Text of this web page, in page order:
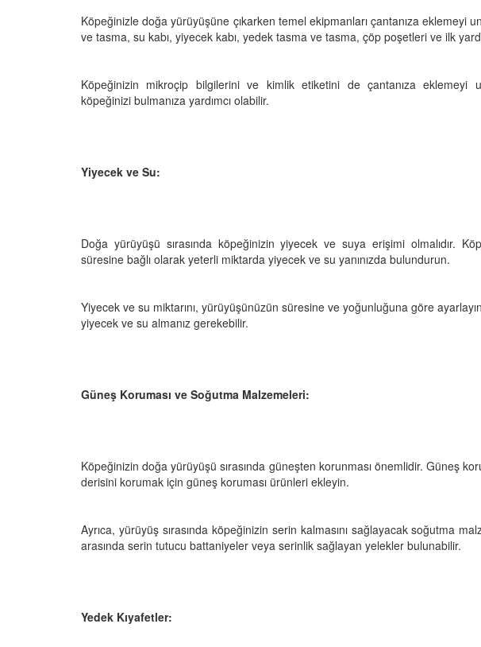
Köpeğinizle doğa yürüyüşüne çıkarken temel ekipmanları çantanıza eklemeyi
ve tasma, su kabı, yiyecek kabı, yedek tasma ve tasma, çöp poşetleri ve ilk
Köpeğinizin mikroçip bilgilerini ve kimlik etiketini de çantanıza eklemeyi
köpeğinizi bulmanıza yardımcı olabilir.
Yiyecek ve Su:
Doğa yürüyüşü sırasında köpeğinizin yiyecek ve suya erişimi olmalıdır.
süresine bağlı olarak yeterli miktarda yiyecek ve su yanınızda bulundurun.
Yiyecek ve su miktarını, yürüyüşünüzün süresine ve yoğunluğuna göre
yiyecek ve su almanız gerekebilir.
Güneş Koruması ve Soğutma Malzemeleri:
Köpeğinizin doğa yürüyüşü sırasında güneşten korunması önemlidir. Güneş
derisini korumak için güneş koruması ürünleri ekleyin.
Ayrıca, yürüyüş sırasında köpeğinizin serin kalmasını sağlayacak soğutma
arasında serin tutucu battaniyeler veya serinlik sağlayan yelekler bulunabilir.
Yedek Kıyafetler:
ve Etkili
19.10.2025
15.10.2025